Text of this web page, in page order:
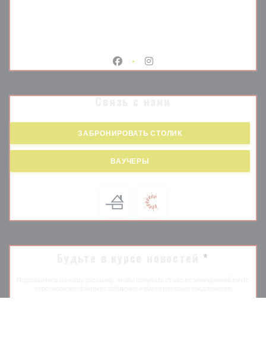
Facebook ((открывается в новом
Instagram ((открывается в
Связь с нами
ЗАБРОНИРОВАТЬ СТОЛИК
ВАУЧЕРЫ
*